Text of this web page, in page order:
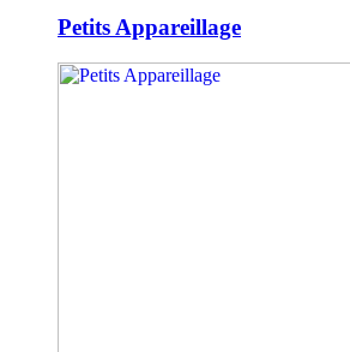
Petits Appareillage